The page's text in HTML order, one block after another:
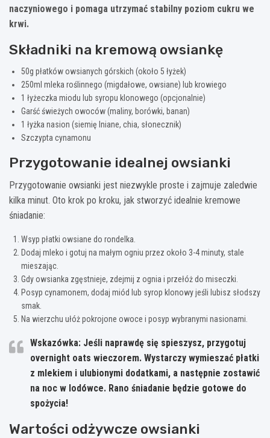
naczyniowego i pomaga utrzymać stabilny poziom cukru we
krwi.
Składniki na kremową owsiankę
50g płatków owsianych górskich (około 5 łyżek)
250ml mleka roślinnego (migdałowe, owsiane) lub krowiego
1 łyżeczka miodu lub syropu klonowego (opcjonalnie)
Garść świeżych owoców (maliny, borówki, banan)
1 łyżka nasion (siemię lniane, chia, słonecznik)
Szczypta cynamonu
Przygotowanie idealnej owsianki
Przygotowanie owsianki jest niezwykle proste i zajmuje zaledwie
kilka minut. Oto krok po kroku, jak stworzyć idealnie kremowe
śniadanie:
Wsyp płatki owsiane do rondelka.
Dodaj mleko i gotuj na małym ogniu przez około 3-4 minuty, stale
mieszając.
Gdy owsianka zgęstnieje, zdejmij z ognia i przełóż do miseczki.
Posyp cynamonem, dodaj miód lub syrop klonowy jeśli lubisz słodszy
smak.
Na wierzchu ułóż pokrojone owoce i posyp wybranymi nasionami.
Wskazówka: Jeśli naprawdę się spieszysz, przygotuj
overnight oats wieczorem. Wystarczy wymieszać płatki
z mlekiem i ulubionymi dodatkami, a następnie zostawić
na noc w lodówce. Rano śniadanie będzie gotowe do
spożycia!
Wartości odżywcze owsianki